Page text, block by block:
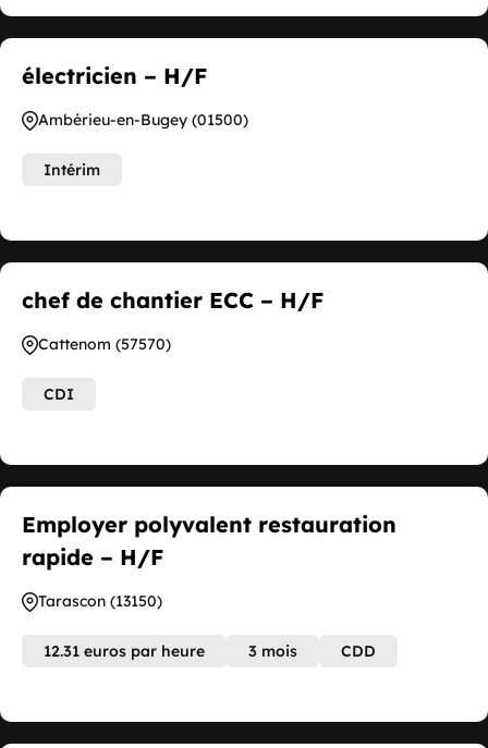
électricien – H/F
Ambérieu-en-Bugey (01500)
Intérim
chef de chantier ECC – H/F
Cattenom (57570)
CDI
Employer polyvalent restauration
rapide – H/F
Tarascon (13150)
12.31 euros par heure 3 mois CDD